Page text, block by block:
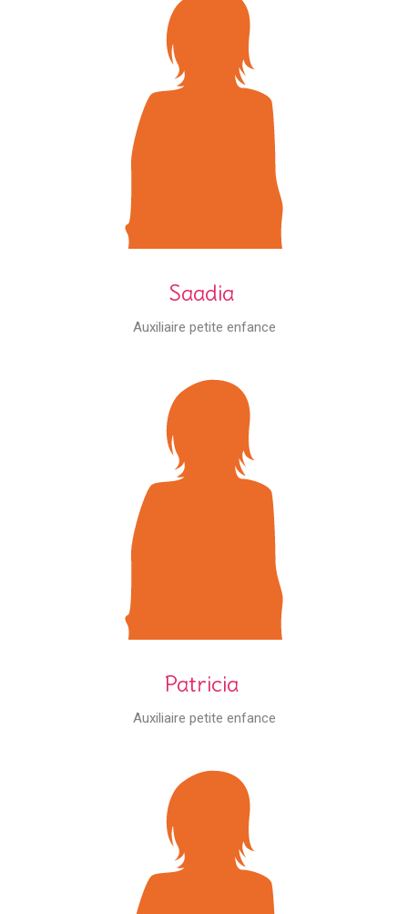
Saadia
Auxiliaire petite enfance
Patricia
Auxiliaire petite enfance